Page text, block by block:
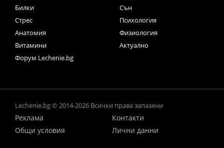
Билки
Сън
Стрес
Психология
Анатомия
Физиология
Витамини
Актуално
Форум Lechenie.bg
Lechenie.bg © 2014-2026 Всички права запазени
Реклама
Контакти
Общи условия
Лични данни